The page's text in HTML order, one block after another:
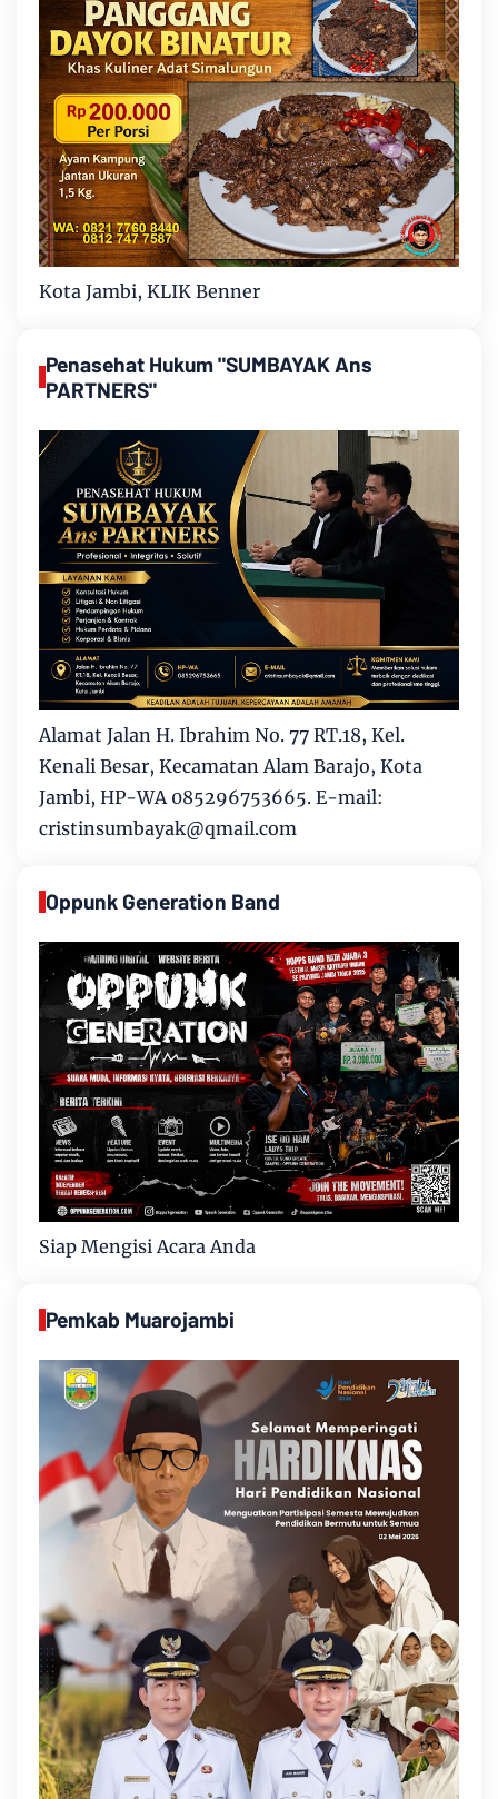
Kota Jambi, KLIK Benner
Penasehat Hukum "SUMBAYAK Ans
PARTNERS"
Alamat Jalan H. Ibrahim No. 77 RT.18, Kel.
Kenali Besar, Kecamatan Alam Barajo, Kota
Jambi, HP-WA 085296753665. E-mail:
cristinsumbayak@qmail.com
Oppunk Generation Band
Siap Mengisi Acara Anda
Pemkab Muarojambi